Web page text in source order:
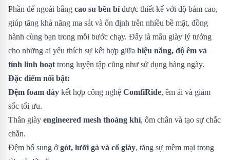
Phần đế ngoài bằng cao su bền bỉ được thiết kế với độ bám cao,
giúp tăng khả năng ma sát và ổn định trên nhiều bề mặt, đồng
hành cùng bạn trong mỗi bước chạy. Đây là mẫu giày lý tưởng
cho những ai yêu thích sự kết hợp giữa hiệu năng, độ êm và
tính linh hoạt trong luyện tập cũng như sử dụng hàng ngày.
Đặc điểm nổi bật:
Đệm foam dày kết hợp công nghệ ComfiRide, êm ái và giảm
sốc tối ưu.
Thân giày engineered mesh thoáng khí, ôm chân và tạo sự chắc
chắn.
Đệm bổ sung ởgót, lưỡi gà và cổ giày, tăng sự mềm mại trong